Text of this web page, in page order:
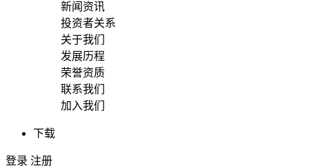
新闻资讯
投资者关系
关于我们
发展历程
荣誉资质
联系我们
加入我们
下载
登录 注册